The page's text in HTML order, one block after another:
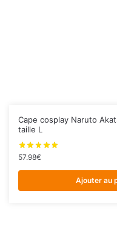
Cape cosplay Naruto
taille L
57.98€
Ajouter au